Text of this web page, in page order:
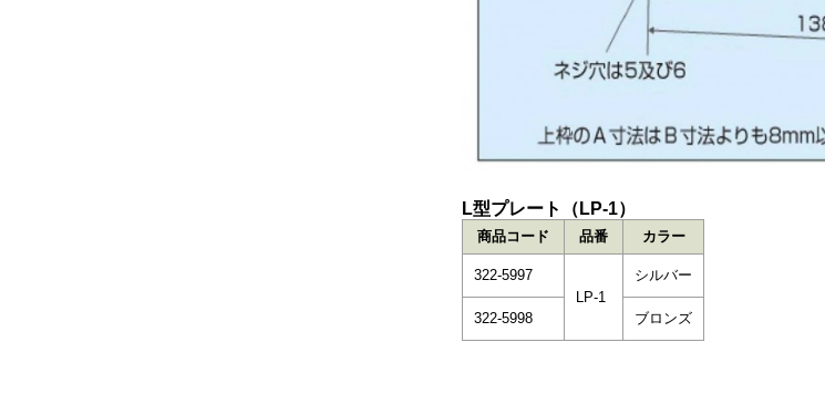
L型プレート（LP-1）
商品コード 品番 カラー
322-5997
LP-1
シルバー
322-5998 ブロンズ